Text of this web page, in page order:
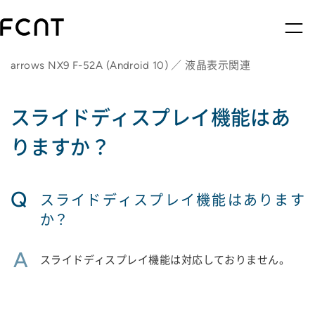
arrows NX9 F-52A (Android 10) ／ 液晶表示関連
スライドディスプレイ機能はあ
りますか？
Q
スライドディスプレイ機能はあります
か？
A スライドディスプレイ機能は対応しておりません。